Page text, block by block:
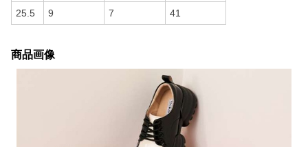
25.5 9 7 41
商品画像